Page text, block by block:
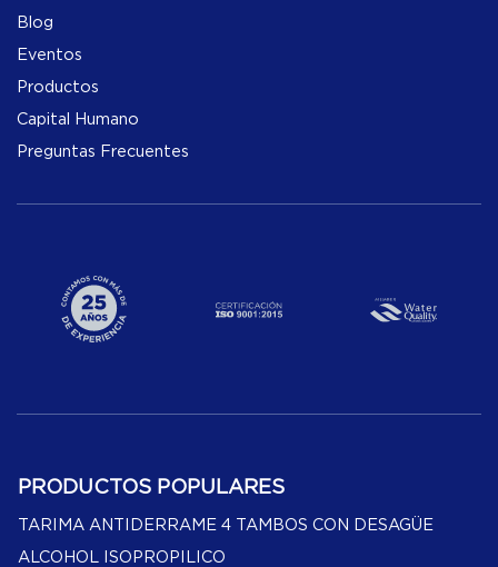
Blog
Eventos
Productos
Capital Humano
Preguntas Frecuentes
PRODUCTOS POPULARES
TARIMA ANTIDERRAME 4 TAMBOS CON DESAGÜE
ALCOHOL ISOPROPILICO